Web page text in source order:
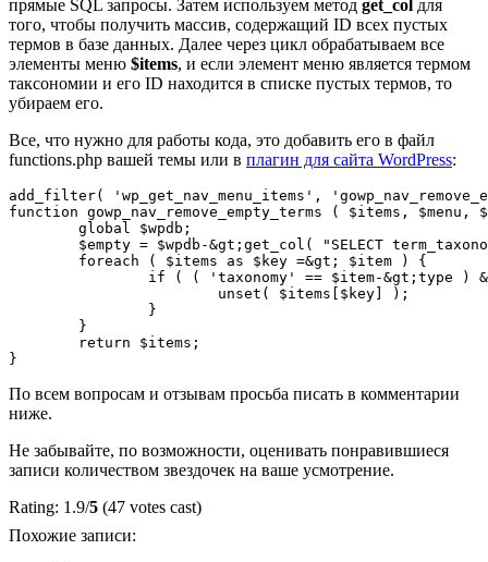
прямые SQL запросы. Затем используем метод get_col для
того, чтобы получить массив, содержащий ID всех пустых
термов в базе данных. Далее через цикл обрабатываем все
элементы меню $items, и если элемент меню является термом
таксономии и его ID находится в списке пустых термов, то
убираем его.
Все, что нужно для работы кода, это добавить его в файл
functions.php вашей темы или в плагин для сайта WordPress:
add_filter( 'wp_get_nav_menu_items',
function gowp_nav_remove_empty_terms ( $items,
По всем вопросам и отзывам просьба писать в комментарии
ниже.
Не забывайте, по возможности, оценивать понравившиеся
записи количеством звездочек на ваше усмотрение.
Rating: 1.9/5 (47 votes cast)
Похожие записи: